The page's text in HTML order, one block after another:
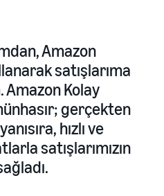
Amazon
satışlarıma
Kolay
gerçekten
hızlı ve
satışlarımızın